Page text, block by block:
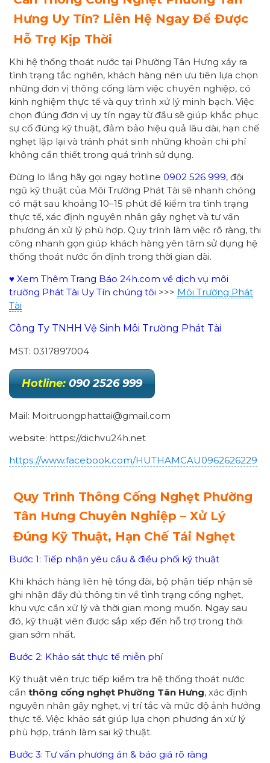
Hưng Uy Tín? Liên Hệ Ngay Để Được
Hỗ Trợ Kịp Thời
Khi hệ thống thoát nước tại Phường Tân Hưng xảy ra
tình trạng tắc nghẽn, khách hàng nên ưu tiên lựa chọn
những đơn vị thông cống làm việc chuyên nghiệp, có
kinh nghiệm thực tế và quy trình xử lý minh bạch. Việc
chọn đúng đơn vị uy tín ngay từ đầu sẽ giúp khắc phục
sự cố đúng kỹ thuật, đảm bảo hiệu quả lâu dài, hạn chế
nghẹt lặp lại và tránh phát sinh những khoản chi phí
không cần thiết trong quá trình sử dụng.
Đừng lo lắng hãy gọi ngay hotline 0902 526 999, đội
ngũ kỹ thuật của Môi Trường Phát Tài sẽ nhanh chóng
có mặt sau khoảng 10–15 phút để kiểm tra tình trạng
thực tế, xác định nguyên nhân gây nghẹt và tư vấn
phương án xử lý phù hợp. Quy trình làm việc rõ ràng, thi
công nhanh gọn giúp khách hàng yên tâm sử dụng hệ
thống thoát nước ổn định trong thời gian dài.
♥ Xem Thêm Trang Báo 24h.com về dịch vụ môi
trường Phát Tài Uy Tín chúng tôi >>> Môi Trường Phát
Tài
Công Ty TNHH Vệ Sinh Môi Trường Phát Tài
MST: 0317897004
Hotline: 090 2526 999
Mail: Moitruongphattai@gmail.com
website: https://dichvu24h.net
https://www.facebook.com/HUTHAMCAU0962626229
Quy Trình Thông Cống Nghẹt Phường
Tân Hưng Chuyên Nghiệp – Xử Lý
Đúng Kỹ Thuật, Hạn Chế Tái Nghẹt
Bước 1: Tiếp nhận yêu cầu & điều phối kỹ thuật
Khi khách hàng liên hệ tổng đài, bộ phận tiếp nhận sẽ
ghi nhận đầy đủ thông tin về tình trạng cống nghẹt,
khu vực cần xử lý và thời gian mong muốn. Ngay sau
đó, kỹ thuật viên được sắp xếp đến hỗ trợ trong thời
gian sớm nhất.
Bước 2: Khảo sát thực tế miễn phí
Kỹ thuật viên trực tiếp kiểm tra hệ thống thoát nước
cần thông cống nghẹt Phường Tân Hưng, xác định
nguyên nhân gây nghẹt, vị trí tắc và mức độ ảnh hưởng
thực tế. Việc khảo sát giúp lựa chọn phương án xử lý
phù hợp, tránh làm sai kỹ thuật.
Bước 3: Tư vấn phương án & báo giá rõ ràng